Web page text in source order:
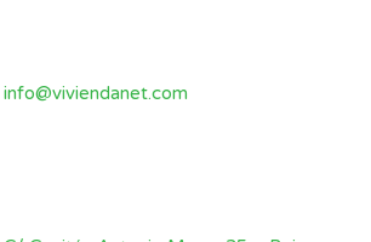
info@viviendanet.com